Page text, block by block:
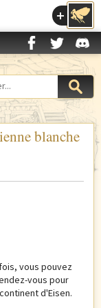
blanche
vous pouvez
vous pour
d'Eisen.